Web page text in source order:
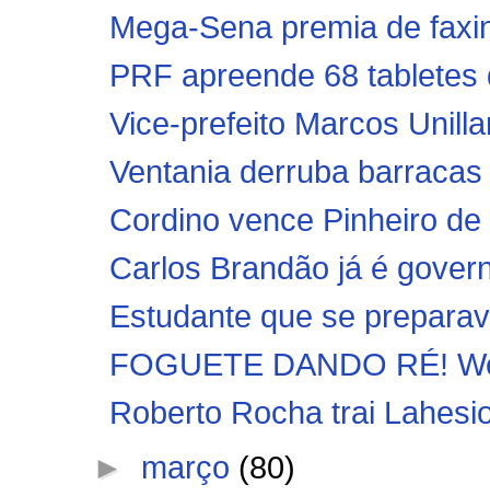
Mega-Sena premia de
PRF apreende 68
Vice-prefeito Marcos
Ventania derruba
Cordino vence Pinheiro
Carlos Brandão já é
Estudante que se
FOGUETE DANDO RÉ!
Roberto Rocha trai
► março (80)